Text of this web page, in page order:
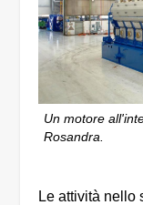
Un motore
Rosandra.
Le attività nello